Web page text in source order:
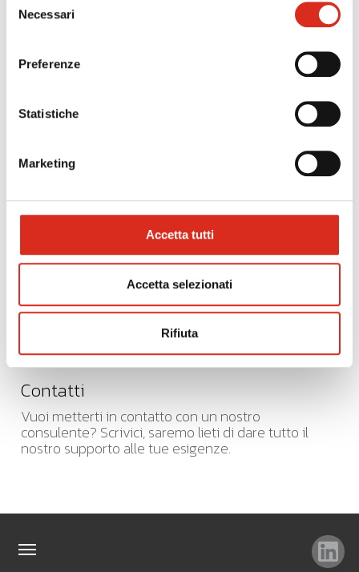
delNecessari
Preferenze
Statistiche
Marketing
Accetta tutti
Accetta selezionati
Rifiuta
News Qlik®
Contatti
Vuoi metterti in contatto con un nostro
consulente? Scrivici, saremo lieti di dare tutto il
nostro supporto alle tue esigenze.